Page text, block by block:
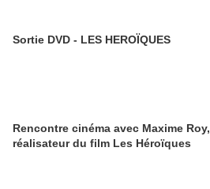
Sortie DVD - LES HEROÏQUES
Rencontre cinéma avec Maxime Roy,
réalisateur du film Les Héroïques